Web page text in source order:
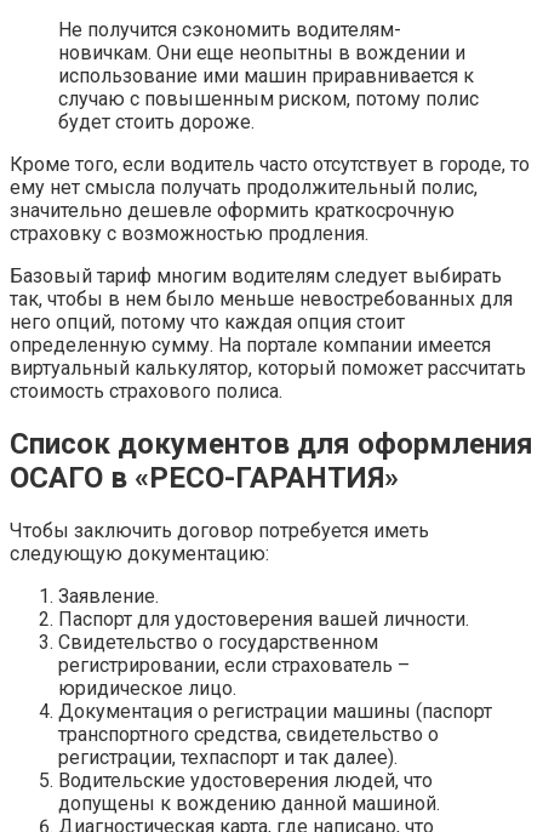
Не получится сэкономить водителям-
новичкам. Они еще неопытны в вождении и
использование ими машин приравнивается к
случаю с повышенным риском, потому полис
будет стоить дороже.
Кроме того, если водитель часто отсутствует в городе, то
ему нет смысла получать продолжительный полис,
значительно дешевле оформить краткосрочную
страховку с возможностью продления.
Базовый тариф многим водителям следует выбирать
так, чтобы в нем было меньше невостребованных для
него опций, потому что каждая опция стоит
определенную сумму. На портале компании имеется
виртуальный калькулятор, который поможет рассчитать
стоимость страхового полиса.
Список документов для оформления
ОСАГО в «РЕСО-ГАРАНТИЯ»
Чтобы заключить договор потребуется иметь
следующую документацию:
Заявление.
Паспорт для удостоверения вашей личности.
Свидетельство о государственном
регистрировании, если страхователь –
юридическое лицо.
Документация о регистрации машины (паспорт
транспортного средства, свидетельство о
регистрации, техпаспорт и так далее).
Водительские удостоверения людей, что
допущены к вождению данной машиной.
Диагностическая карта, где написано, что